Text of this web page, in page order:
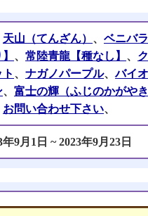
天山（てんざん） 、 ベニバ
、 常陸青龍【種なし】 、
、 ナガノパープル、バイ
、 富士の輝（ふじのかがやき
お問い合わせ下さい、
9月1日 ~ 2023年9月23日